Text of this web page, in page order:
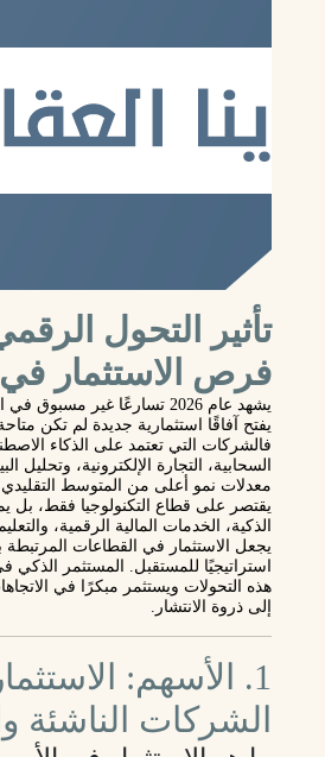
تأثير التحول
فرص الاستثمار في 2026
يشهد عام 2026 تسارعًا غير
يفتح آفاقًا استثمارية جديدة لم تكن
فالشركات التي تعتمد على الذكاء
السحابية، التجارة الإلكترونية، وتحليل
معدلات نمو أعلى من المتوسط التقليدي
يقتصر على قطاع التكنولوجيا فقط، بل
الذكية، الخدمات المالية الرقمية،
يجعل الاستثمار في القطاعات المرتبطة
هذه التحولات ويستثمر مبكرًا في
إلى ذروة الانتشار.
1. الأسهم:
الشركات الناشئة